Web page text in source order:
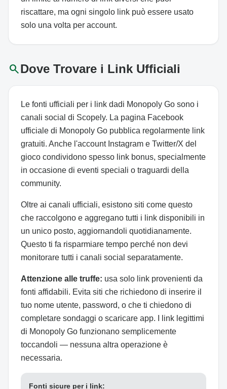
riscattare, ma ogni singolo link può essere usato
solo una volta per account.
searchDove Trovare i Link Ufficiali
Le fonti ufficiali per i link dadi Monopoly Go sono i
canali social di Scopely. La pagina Facebook
ufficiale di Monopoly Go pubblica regolarmente link
gratuiti. Anche l'account Instagram e Twitter/X del
gioco condividono spesso link bonus, specialmente
in occasione di eventi speciali o traguardi della
community.
Oltre ai canali ufficiali, esistono siti come questo
che raccolgono e aggregano tutti i link disponibili in
un unico posto, aggiornandoli quotidianamente.
Questo ti fa risparmiare tempo perché non devi
monitorare tutti i canali social separatamente.
Attenzione alle truffe: usa solo link provenienti da
fonti affidabili. Evita siti che richiedono di inserire il
tuo nome utente, password, o che ti chiedono di
completare sondaggi o scaricare app. I link legittimi
di Monopoly Go funzionano semplicemente
toccandoli — nessuna altra operazione è
necessaria.
Fonti sicure per i link: